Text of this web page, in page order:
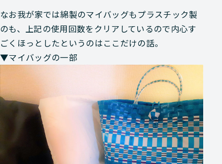
なお我が家では綿製のマイバッグもプラスチック製
のも、上記の使用回数をクリアしているので内心す
ごくほっとしたというのはここだけの話。
▼マイバッグの一部